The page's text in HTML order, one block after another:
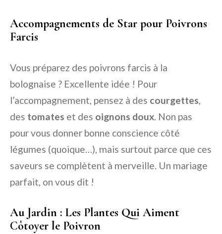
Accompagnements de Star pour Poivrons
Farcis
Vous préparez des poivrons farcis à la
bolognaise ? Excellente idée ! Pour
l’accompagnement, pensez à des courgettes,
des tomates et des oignons doux. Non pas
pour vous donner bonne conscience côté
légumes (quoique…), mais surtout parce que ces
saveurs se complètent à merveille. Un mariage
parfait, on vous dit !
Au Jardin : Les Plantes Qui Aiment
Côtoyer le Poivron